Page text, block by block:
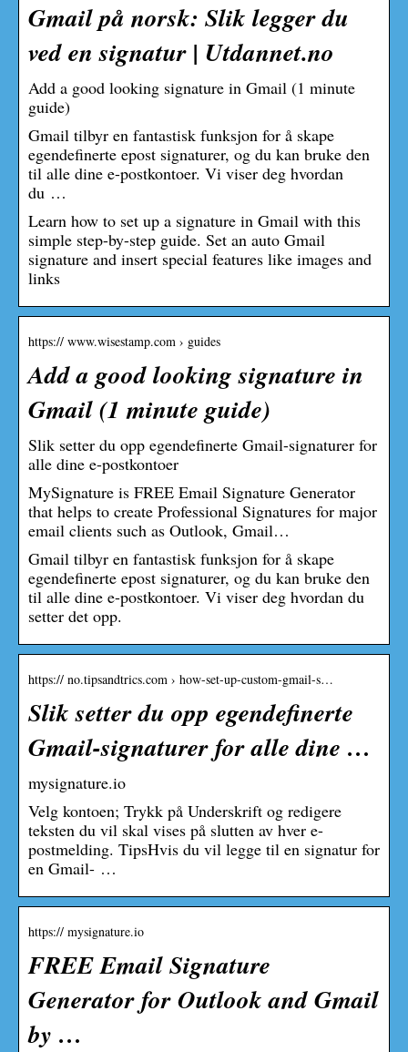
Gmail på norsk: Slik legger du
ved en signatur | Utdannet.no
Add a good looking signature in Gmail (1 minute
guide)
Gmail tilbyr en fantastisk funksjon for å skape
egendefinerte epost signaturer, og du kan bruke den
til alle dine e-postkontoer. Vi viser deg hvordan
du …
Learn how to set up a signature in Gmail with this
simple step-by-step guide. Set an auto Gmail
signature and insert special features like images and
links
https:// www.wisestamp.com › guides
Add a good looking signature in
Gmail (1 minute guide)
Slik setter du opp egendefinerte Gmail-signaturer for
alle dine e-postkontoer
MySignature is FREE Email Signature Generator
that helps to create Professional Signatures for major
email clients such as Outlook, Gmail…
Gmail tilbyr en fantastisk funksjon for å skape
egendefinerte epost signaturer, og du kan bruke den
til alle dine e-postkontoer. Vi viser deg hvordan du
setter det opp.
https:// no.tipsandtrics.com › how-set-up-custom-gmail-s…
Slik setter du opp egendefinerte
Gmail-signaturer for alle dine …
mysignature.io
Velg kontoen; Trykk på Underskrift og redigere
teksten du vil skal vises på slutten av hver e-
postmelding. TipsHvis du vil legge til en signatur for
en Gmail- …
https:// mysignature.io
FREE Email Signature
Generator for Outlook and Gmail
by …